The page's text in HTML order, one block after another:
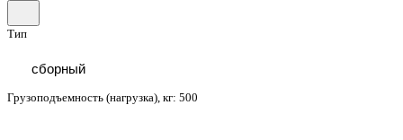
Тип
сборный
Грузоподъемность (нагрузка), кг: 500